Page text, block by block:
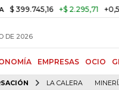
+$ 2.295,71 +0,58% TASA
DE 2026
EMPRESAS OCIO
LA CALERA
#InsideLR | Juan